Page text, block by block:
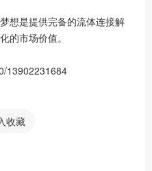
想是提供完备的流体连接解
的市场价值。
13902231684
收藏